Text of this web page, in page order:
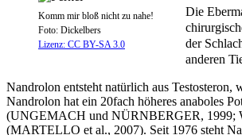
Komm mir bloß nicht zu nahe!
Foto: Dickelbers
Lizenz: CC BY-SA 3.0
Die
der
anderen
Nandrolon entsteht natürlich aus
Nandrolon hat ein 20fach höheres anaboles
(UNGEMACH und NÜRNBERGER, 1999;
(MARTELLO et al., 2007). Seit 1976 steht